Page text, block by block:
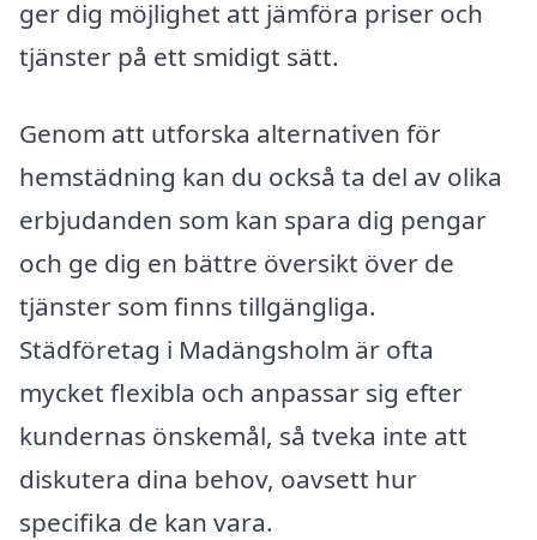
ger dig möjlighet att jämföra priser och
tjänster på ett smidigt sätt.
Genom att utforska alternativen för
hemstädning kan du också ta del av olika
erbjudanden som kan spara dig pengar
och ge dig en bättre översikt över de
tjänster som finns tillgängliga.
Städföretag i Madängsholm är ofta
mycket flexibla och anpassar sig efter
kundernas önskemål, så tveka inte att
diskutera dina behov, oavsett hur
specifika de kan vara.